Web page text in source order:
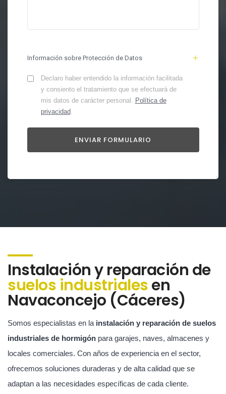
Información sobre Protección de Datos
Declaro haber entendido la información facilitada
y consiento el tratamiento que se efectuará de
mis datos de carácter personal. Política de
privacidad.
Instalación y reparación de
suelos industrialesen
Navaconcejo (Cáceres)
Somos especialistas en la instalación y reparación de suelos
industriales de hormigón para garajes, naves, almacenes y
locales comerciales. Con años de experiencia en el sector,
ofrecemos soluciones duraderas y de alta calidad que se
adaptan a las necesidades específicas de cada cliente.